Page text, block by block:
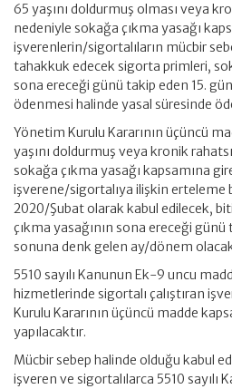
65 yaşını doldurmuş olması veya
nedeniyle sokağa çıkma yasağı
işverenlerin/sigortalıların mücbir
tahakkuk edecek sigorta primleri,
sona ereceği günü takip eden 15.
ödenmesi halinde yasal süresinde
Yönetim Kurulu Kararının üçüncü
yaşını doldurmuş veya kronik
sokağa çıkma yasağı kapsamına
işverene/sigortalıya ilişkin erteleme
2020/Şubat olarak kabul edilecek,
çıkma yasağının sona ereceği
sonuna denk gelen ay/dönem
5510 sayılı Kanunun Ek-9 uncu
hizmetlerinde sigortalı çalıştıran
Kurulu Kararının üçüncü madde
yapılacaktır.
Mücbir sebep halinde olduğu kabul
işveren ve sigortalılarca 5510 sayılı